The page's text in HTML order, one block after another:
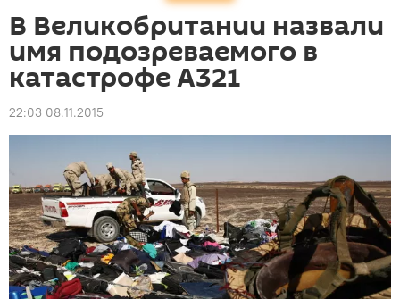
В Великобритании назвали
имя подозреваемого в
катастрофе А321
22:03 08.11.2015